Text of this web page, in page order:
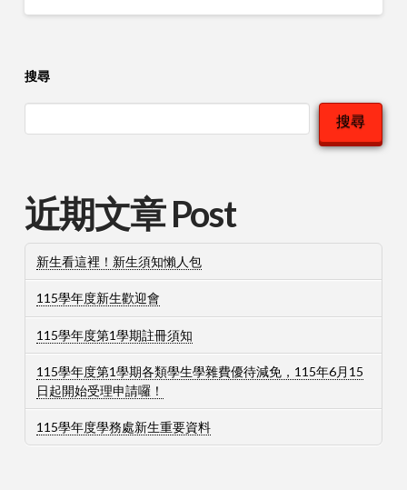
搜尋
搜尋
近期文章 Post
新生看這裡！新生須知懶人包
115學年度新生歡迎會
115學年度第1學期註冊須知
115學年度第1學期各類學生學雜費優待減免，115年6月15
日起開始受理申請囉！
115學年度學務處新生重要資料